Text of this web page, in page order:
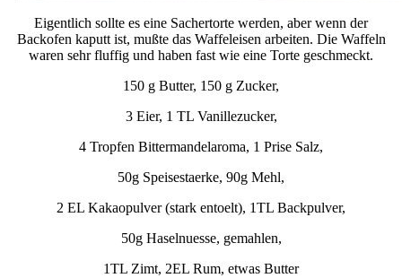
Eigentlich sollte es eine Sachertorte werden, aber wenn der
Backofen kaputt ist, mußte das Waffeleisen arbeiten. Die Waffeln
waren sehr fluffig und haben fast wie eine Torte geschmeckt.
150 g Butter, 150 g Zucker,
3 Eier, 1 TL Vanillezucker,
4 Tropfen Bittermandelaroma, 1 Prise Salz,
50g Speisestaerke, 90g Mehl,
2 EL Kakaopulver (stark entoelt), 1TL Backpulver,
50g Haselnuesse, gemahlen,
1TL Zimt, 2EL Rum, etwas Butter